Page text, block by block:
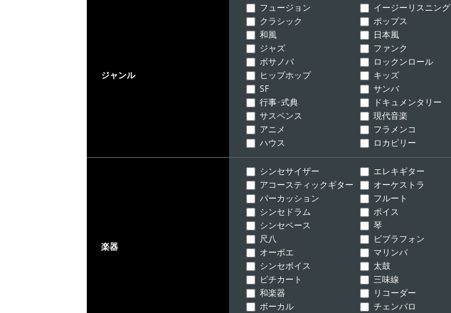
ジャンル
フュージョン イージーリスニング
クラシック
ポップス
和風
日本風
ジャズ
ファンク
ボサノバ
ロックンロール
ヒップホップ
キッズ
SF
サンバ
行事･式典
ドキュメンタリー
サスペンス
現代音楽
アニメ
フラメンコ
ハウス
ロカビリー
楽器
シンセサイザー エレキギター
アコースティックギター
オーケストラ
パーカッション
フルート
シンセドラム
ボイス
シンセベース
琴
尺八
ビブラフォン
オーボエ
マリンバ
シンセボイス
太鼓
ピチカート
三味線
和楽器
リコーダー
ボーカル
チェンバロ